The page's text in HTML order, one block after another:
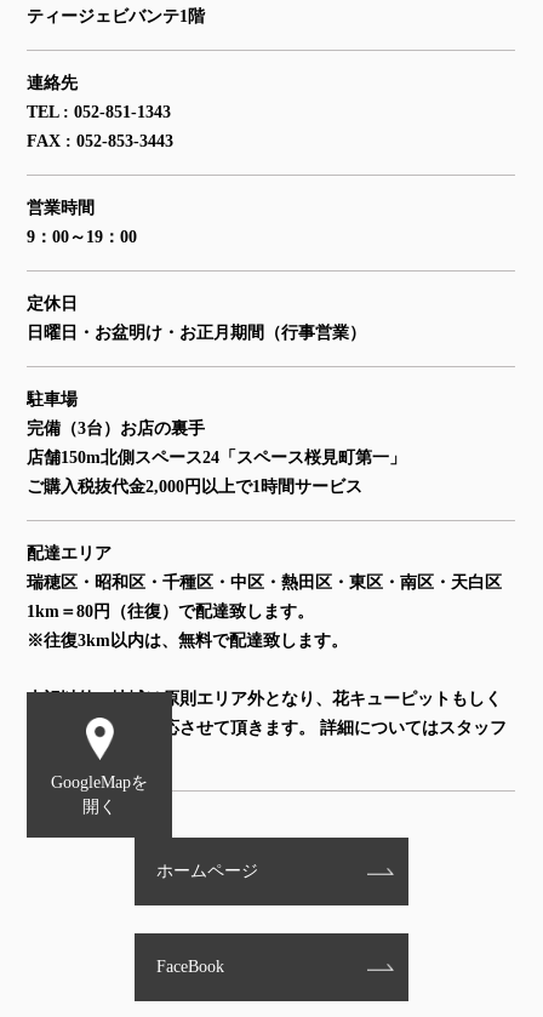
ティージェビバンテ1階
連絡先
TEL : 052-851-1343
FAX : 052-853-3443
営業時間
9：00～19：00
定休日
日曜日・お盆明け・お正月期間（行事営業）
駐車場
完備（3台）お店の裏手
店舗150m北側スペース24「スペース桜見町第一」
ご購入税抜代金2,000円以上で1時間サービス
配達エリア
瑞穂区・昭和区・千種区・中区・熱田区・東区・南区・天白区
1km＝80円（往復）で配達致します。
※往復3km以内は、無料で配達致します。
上記以外の地域は原則エリア外となり、花キューピットもしく
は、ヤマト便で対応させて頂きます。 詳細についてはスタッフ
までお尋ね下さい。
GoogleMapを
開く
ホームページ
FaceBook